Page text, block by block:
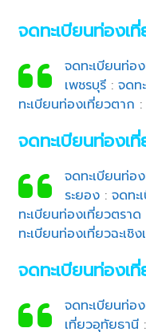
จดทะเบียนท่องเ
จดทะเบียนท่อ
เพชรบุรี: จดท
ทะเบียนท่องเที่ยวตาก
จดทะเบียนท่องเ
จดทะเบียนท่อ
ระยอง: จดทะ
ทะเบียนท่องเที่ยวตราด
ทะเบียนท่องเที่ยวฉะเชิง
จดทะเบียนท่องเ
จดทะเบียนท่อ
เที่ยวอุทัยธานี: